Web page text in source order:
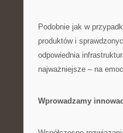
Podobnie jak w
produktów i
odpowiednia
najważniejsze – na
Wprowadzamy